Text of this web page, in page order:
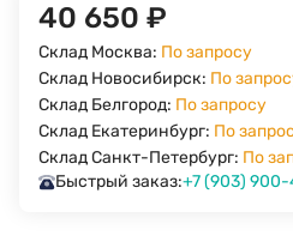
40 650 ₽
Склад Москва: По запросу
Склад Новосибирск: По
Склад Белгород: По запросу
Склад Екатеринбург: По
Склад Санкт-Петербург: По
Быстрый заказ:+7 (903)